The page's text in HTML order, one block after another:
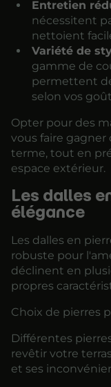
Entretien
nécessitent
nettoient
Variété de
gamme de
permettent
selon vos
Opter pour des
vous faire
terme, tout en
espace extérieur.
Les dalles
élégance
Les dalles en
robuste pour
déclinent en
propres
Choix de pierres
Différentes
revêtir votre
et ses